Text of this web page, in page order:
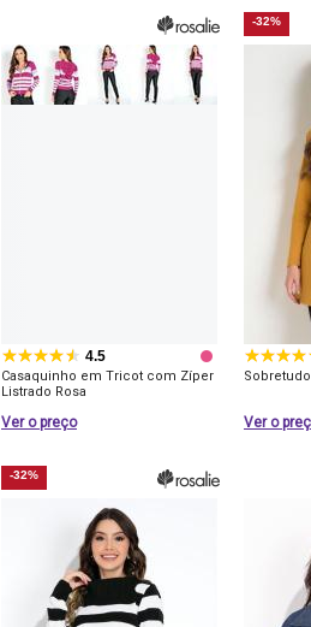
4.5
Casaquinho em Tricot com Zíper
Listrado Rosa
Ver o preço
-32%
Ver o
-32%